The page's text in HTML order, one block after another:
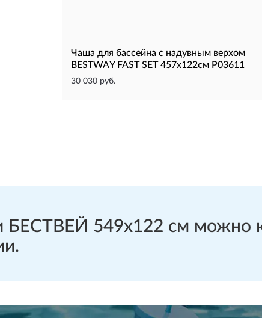
Чаша для бассейна с надувным верхом
BESTWAY FAST SET 457x122см P03611
30 030 руб.
549х122 см можно